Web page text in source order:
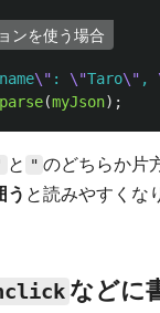
ンを使う場合
name\" : \"Taro\" ,
parse(myJson);
と " のどちらか片
う と読みやすくな
などに